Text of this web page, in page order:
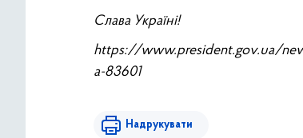
Слава Україні!
https://www.president.gov.ua/
a-83601
Надрукувати